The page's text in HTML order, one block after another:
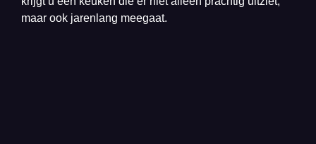
maar ook jarenlang meegaat.